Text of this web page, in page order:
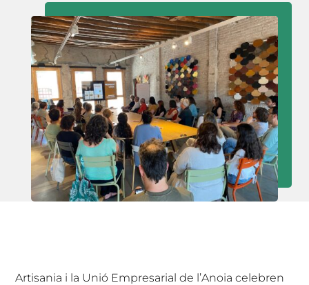
Artisania i la Unió Empresarial de l’Anoia celebren